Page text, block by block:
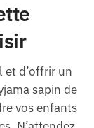
et d’offrir un
sapin de
vos enfants